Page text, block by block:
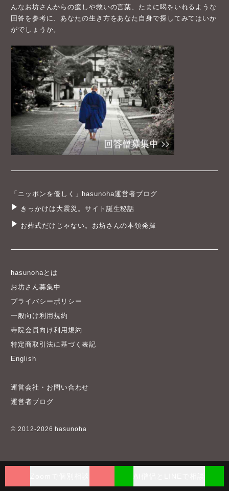
んなお坊さんからの癒しや救いの言葉、たまに喝をいれるような
回答を参考に、あなたの生き方をあなた自身で探してみてはいか
がでしょうか。
「ニッポンを優しく」hasunoha運営者ブログ
きっかけは大震災。サイト誕生秘話
お葬式だけじゃない。お坊さんの本領発揮
hasunohaとは
お坊さん募集中
プライバシーポリシー
一般向け利用規約
寺院会員向け利用規約
特定商取引法に基づく表記
English
運営会社・お問い合わせ
運営者ブログ
© 2012-2026 hasunoha